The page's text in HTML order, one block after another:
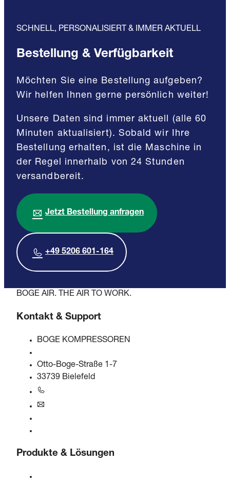
SCHNELL, PERSONALISIERT & IMMER AKTUELL
Bestellung & Verfügbarkeit
Möchten Sie eine Bestellung aufgeben?
Wir helfen Ihnen gerne persönlich weiter!
Unsere Daten sind immer aktuell (alle 60
Minuten aktualisiert). Sobald wir Ihre
Bestellung erhalten, ist die Maschine in
der Regel innerhalb von 24 Stunden
versandbereit.
Jetzt Bestellung anfragen
+49 5206 601-164
BOGE AIR. THE AIR TO WORK.
Kontakt & Support
BOGE KOMPRESSOREN
Otto-Boge-Straße 1-7
33739 Bielefeld
Produkte & Lösungen